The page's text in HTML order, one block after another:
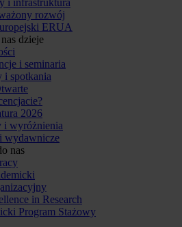
rozwój
ERUA
dzieje
i seminaria
i spotkania
2026
i wyróżnienia
wydawnicze
nas
in Research
Program Stażowy